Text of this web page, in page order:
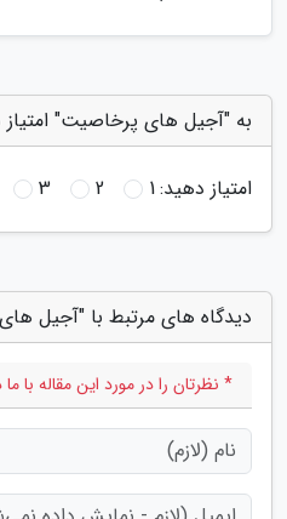
به "آجیل های پرخاصیت"
امتیاز دهید:1
2
3
دیدگاه های مرتبط با "آجیل
* نظرتان را در مورد این مقاله با